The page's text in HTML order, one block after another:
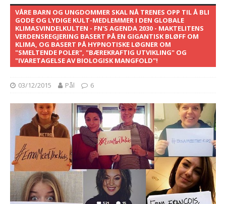
VÅRE BARN OG UNGDOMMER SKAL NÅ TRENES OPP TIL Å BLI
GODE OG LYDIGE KULT-MEDLEMMER I DEN GLOBALE
KLIMASVINDELKULTEN - FN'S AGENDA 2030 - MAKTELITENS
VERDENSREGJERING BASERT PÅ EN GIGANTISK BLØFF OM
KLIMA, OG BASERT PÅ HYPNOTISKE LØGNER OM
"SMELTENDE POLER", "BÆREKRAFTIG UTVIKLING" OG
"IVARETAGELSE AV BIOLOGISK MANGFOLD"!
03/12/2015 Pål 6